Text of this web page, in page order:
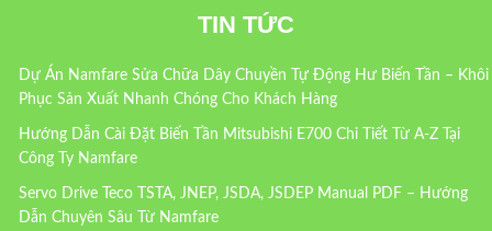
TIN TỨC
Dự Án Namfare Sửa Chữa Dây Chuyền Tự Động Hư Biến Tần – Khôi
Phục Sản Xuất Nhanh Chóng Cho Khách Hàng
Hướng Dẫn Cài Đặt Biến Tần Mitsubishi E700 Chi Tiết Từ A-Z Tại
Công Ty Namfare
Servo Drive Teco TSTA, JNEP, JSDA, JSDEP Manual PDF – Hướng
Dẫn Chuyên Sâu Từ Namfare